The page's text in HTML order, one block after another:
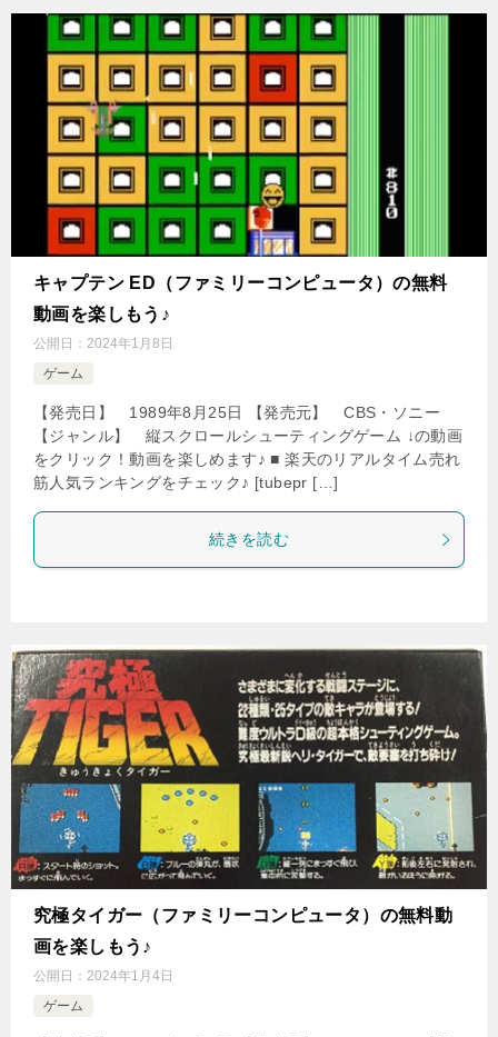
キャプテン ED（ファミリーコンピュータ）の無料
動画を楽しもう♪
公開日： 2024年1月8日
ゲーム
【発売日】 1989年8月25日 【発売元】 CBS・ソニー
【ジャンル】 縦スクロールシューティングゲーム ↓の動画
をクリック！動画を楽しめます♪ ■ 楽天のリアルタイム売れ
筋人気ランキングをチェック♪ [tubepr […]
続きを読む
究極タイガー（ファミリーコンピュータ）の無料動
画を楽しもう♪
公開日： 2024年1月4日
ゲーム